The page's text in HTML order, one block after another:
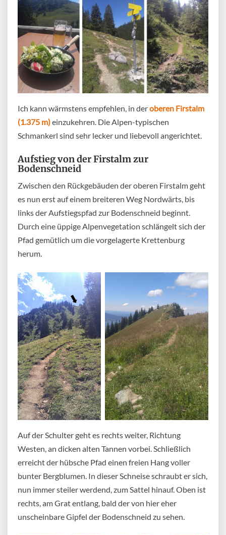
Ich kann wärmstens empfehlen, in deroberen Firstalm
(1.375 m)einzukehren. Die Alpen-typischen
Schmankerl sind sehr lecker und liebevoll angerichtet.
Aufstieg von der Firstalm zur
Bodenschneid
Zwischen den Rückgebäuden der oberen Firstalm geht
es nun erst auf einem breiteren Weg Nordwärts, bis
links der Aufstiegspfad zur Bodenschneid beginnt.
Durch eine üppige Alpenvegetation schlängelt sich der
Pfad gemütlich um die vorgelagerte Krettenburg
herum.
Auf der Schulter geht es rechts weiter, Richtung
Westen, an dicken alten Tannen vorbei. Schließlich
erreicht der hübsche Pfad einen freien Hang voller
bunter Bergblumen. In dieser Schneise schraubt er sich,
nun immer steiler werdend, zum Sattel hinauf. Oben ist
rechts, am Grat entlang, bald der von hier eher
unscheinbare Gipfel der Bodenschneid zu sehen.